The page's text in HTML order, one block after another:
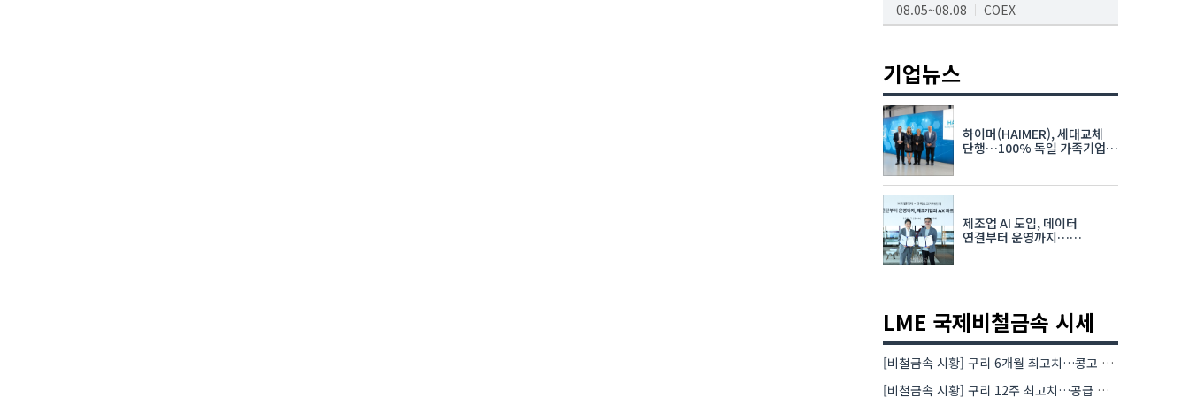
08.05~08.08 COEX
08.19~08.21
K-PRINT
08.19~08.22
자율주행모빌리티산업전
08.25~08.27
차세대 반도체 패키징 산업전
08.26~08.28 수원컨벤션센터
기업뉴스
하이머(HAIMER), 세대교체
단행…100% 독일 가족기업
제조업 AI 도입, 데이터
연결부터 운영까지…
LME 국제비철금속 시세
[비철금속 시황] 구리 6개월 최고치…콩고 수출 규제에 공급 우려 확대
[비철금속 시황] 구리 12주 최고치…공급 부족 우려에 강세